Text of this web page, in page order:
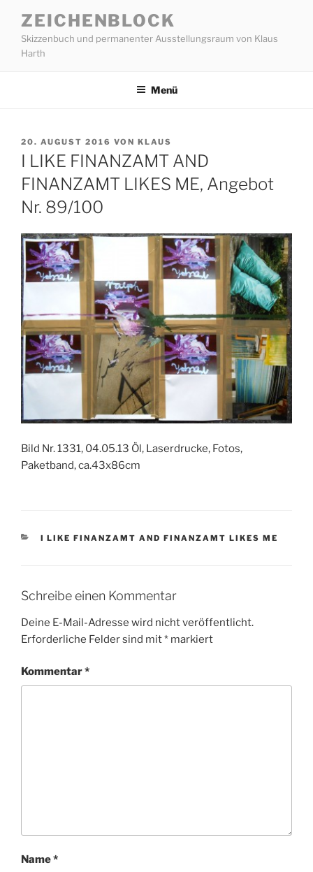
Inhalt
springen
ZEICHENBLOCK
Skizzenbuch und permanenter Ausstellungsraum von Klaus
Harth
Menü
VERÖFFENTLICHT
AM
20. AUGUST 2016 VON KLAUS
I LIKE FINANZAMT AND
FINANZAMT LIKES ME, Angebot
Nr. 89/100
Bild Nr. 1331, 04.05.13 Öl, Laserdrucke, Fotos,
Paketband, ca.43x86cm
KATEGORIEN
I LIKE FINANZAMT AND FINANZAMT LIKES ME
Schreibe einen Kommentar
Deine E-Mail-Adresse wird nicht veröffentlicht.
Erforderliche Felder sind mit* markiert
Kommentar*
Name*